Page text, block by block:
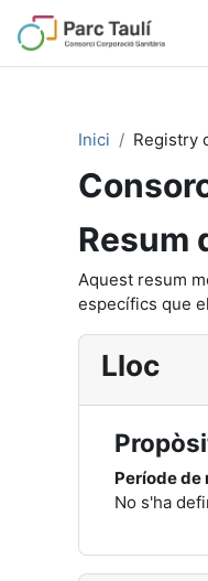
Anar al contingut principal
Inici Registry
Resum
Aquest resum
específics que
Lloc
Període de
No s'ha